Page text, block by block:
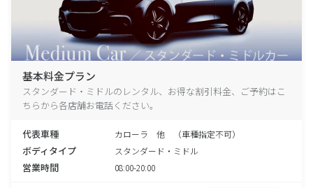
基本料金プラン
スタンダード・ミドルのレンタル、お得な割引料金、ご予約はこ
ちらから各店舗お電話ください。
代表車種 カローラ 他 （車種指定不可）
ボディタイプ スタンダード・ミドル
営業時間 08:00-20:00